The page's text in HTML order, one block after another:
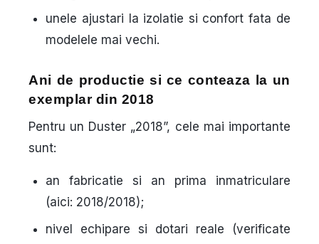
unele ajustari la izolatie si confort fata de
modelele mai vechi.
Ani de productie si ce conteaza la un
exemplar din 2018
Pentru un Duster „2018”, cele mai importante
sunt:
an fabricatie si an prima inmatriculare
(aici: 2018/2018);
nivel echipare si dotari reale (verificate